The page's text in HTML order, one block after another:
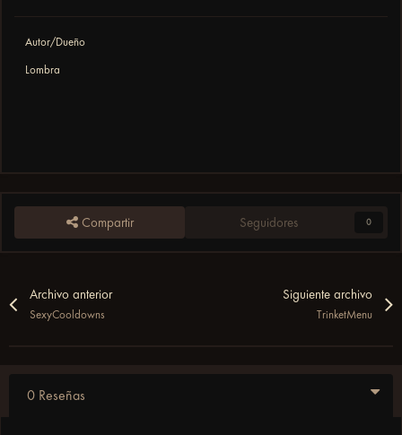
Autor/Dueño
Lombra
Compartir Seguidores 0
Archivo anterior
SexyCooldowns
Siguiente archivo
TrinketMenu
0 Reseñas